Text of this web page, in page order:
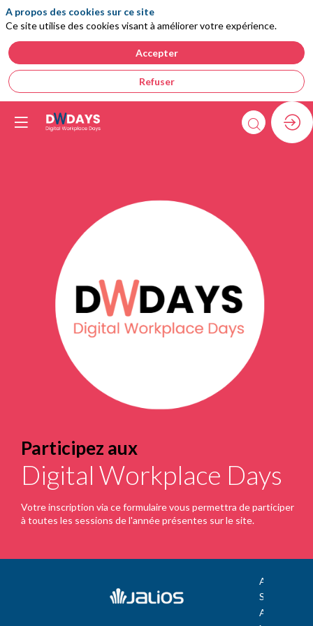
Participez aux
Digital Workplace Days
Votre inscription via ce formulaire vous permettra de participer
à toutes les sessions de l'année présentes sur le site.
A propos
Site Jalios
Aide
A propos des cookies sur ce site
Ce site utilise des cookies visant à améliorer votre expérience.
Accepter
Refuser